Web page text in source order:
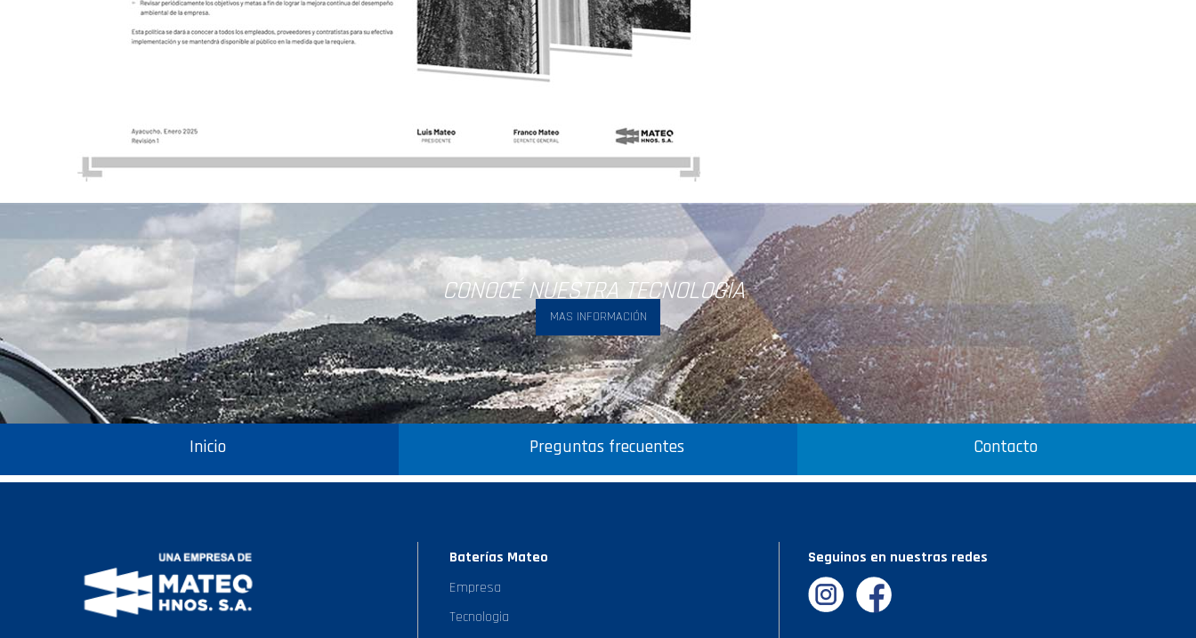
CONOCÉ NUESTRA TECNOLOGIA
MAS INFORMACIÓN
Inicio Preguntas frecuentes Contacto
Baterías Mateo
Empresa
Tecnologia
Seguinos en nuestras redes